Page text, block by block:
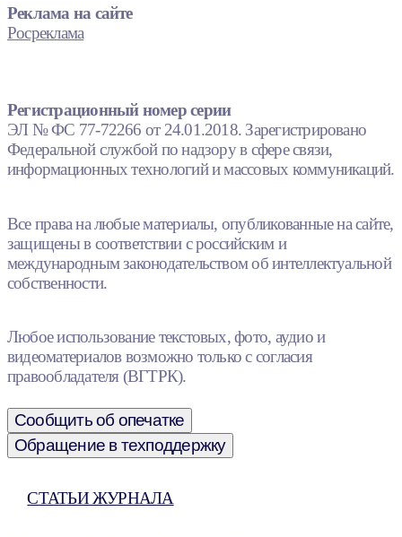
Реклама на сайте
Росреклама
Регистрационный номер серии
ЭЛ № ФС 77-72266 от 24.01.2018. Зарегистрировано
Федеральной службой по надзору в сфере связи,
информационных технологий и массовых коммуникаций.
Все права на любые материалы, опубликованные на сайте,
защищены в соответствии с российским и
международным законодательством об интеллектуальной
собственности.
Любое использование текстовых, фото, аудио и
видеоматериалов возможно только с согласия
правообладателя (ВГТРК).
Сообщить об опечатке
Обращение в техподдержку
СТАТЬИ ЖУРНАЛА